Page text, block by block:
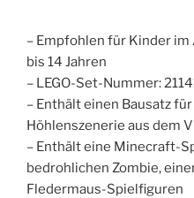
– Empfohlen für Kinder
bis 14 Jahren
– LEGO-Set-Nummer:
– Enthält einen Bausatz
Höhlenszenerie aus dem
– Enthält eine Minecraft-
bedrohlichen Zombie,
Fledermaus-Spielfiguren